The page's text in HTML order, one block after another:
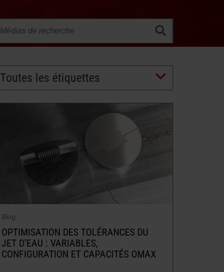
Toutes les étiquettes
Blog
OPTIMISATION DES TOLÉRANCES DU
JET D’EAU : VARIABLES,
CONFIGURATION ET CAPACITÉS OMAX